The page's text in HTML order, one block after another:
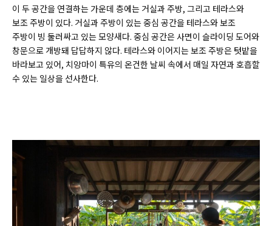
이 두 공간을 연결하는 가운데 층에는 거실과 주방, 그리고 테라스와
보조 주방이 있다. 거실과 주방이 있는 중심 공간을 테라스와 보조
주방이 빙 둘러싸고 있는 모양새다. 중심 공간은 사면이 슬라이딩 도어와
창문으로 개방돼 답답하지 않다. 테라스와 이어지는 보조 주방은 텃밭을
바라보고 있어, 치앙마이 특유의 온건한 날씨 속에서 매일 자연과 호흡할
수 있는 일상을 선사한다.